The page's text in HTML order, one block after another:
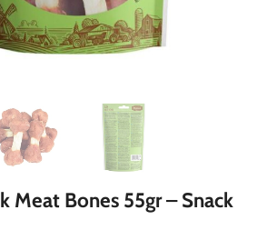
Meat Bones 55gr – Snack